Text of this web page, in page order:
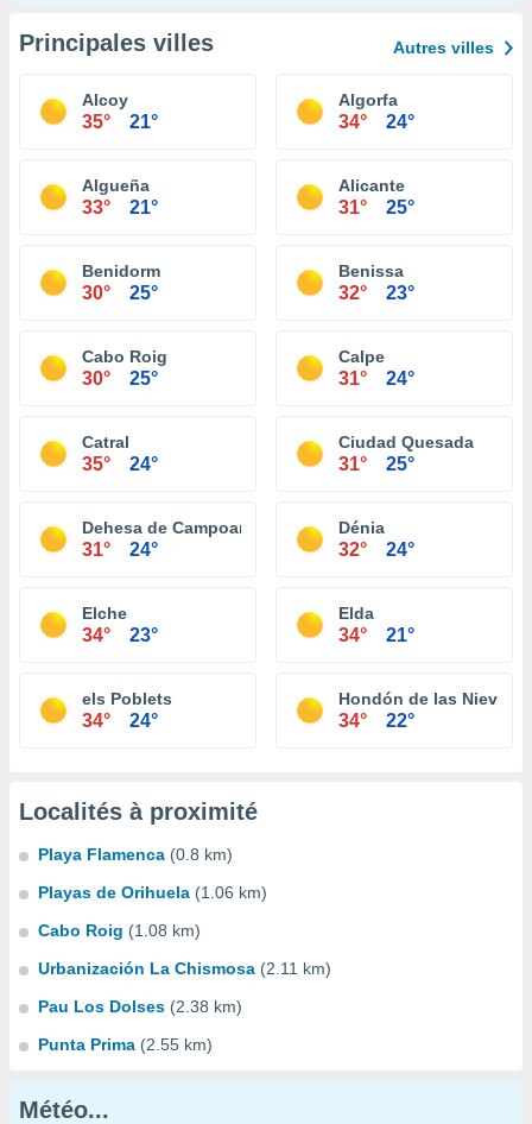
Principales villes Autres villes
Alcoy
35° 21°
Algorfa
34° 24°
Algueña
33° 21°
Alicante
31° 25°
Benidorm
30° 25°
Benissa
32° 23°
Cabo Roig
30° 25°
Calpe
31° 24°
Catral
35° 24°
Ciudad Quesada
31° 25°
Dehesa de Campoamor
31° 24°
Dénia
32° 24°
Elche
34° 23°
Elda
34° 21°
els Poblets
34° 24°
Hondón de las Nieves
34° 22°
Localités à proximité
Playa Flamenca (0.8 km)
Playas de Orihuela (1.06 km)
Cabo Roig (1.08 km)
Urbanización La Chismosa (2.11 km)
Pau Los Dolses (2.38 km)
Punta Prima (2.55 km)
Météo...